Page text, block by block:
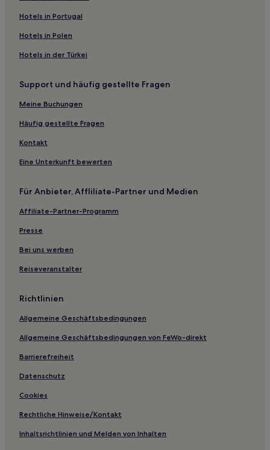
Business in Southern Louisiana
Hotels mit Parkplatz in Southern Louisiana
Günstige in Southern Louisiana
Haustierfreundliche in Lake Charles
Günstige in Lake Charles
Haustierfreundliche in Many
Hotels mit Küchenzeile in Many
Günstige in Monroe
Günstige in Alexandria
Hotels mit inbegriffenem Frühstück in Alexandria
Hotels mit inbegriffenem Frühstück in Sulphur
Business in Lafayette
Hotels mit Küchenzeile in Lafayette
Atlanta Hotels
Hotels nahe Joe Aillet Stadium
Chatham Hotels
Hotels nahe University of Louisiana at Monroe
Georgetown Hotels
Hotels nahe Monroe Civic Center
Catahoula Parish: Hotels
Franklin Parish: Hotels
Hotels in Portugal
Hotels in Polen
Hotels in der Türkei
Support und häufig gestellte Fragen
Meine Buchungen
Häufig gestellte Fragen
Kontakt
Eine Unterkunft bewerten
Für Anbieter, Affliliate-Partner und Medien
Affiliate-Partner-Programm
Presse
Bei uns werben
Reiseveranstalter
Richtlinien
Allgemeine Geschäftsbedingungen
Allgemeine Geschäftsbedingungen von FeWo-direkt
Barrierefreiheit
Datenschutz
Cookies
Rechtliche Hinweise/Kontakt
Inhaltsrichtlinien und Melden von Inhalten